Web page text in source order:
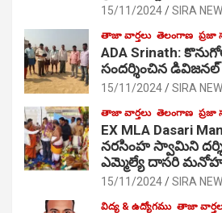
15/11/2024 SIRA
తాజా వార్తలు తెలంగాణ ప్రజా
ADA Srinath:
సంద‌ర్శించిన
15/11/2024 SIRA
తాజా వార్తలు తెలంగాణ ప్రజా
EX MLA Dasari
నరసింహ స్వామిని
ఎమ్మెల్యే దాసరి
15/11/2024 SIRA
విద్య & ఉద్యోగము తాజా